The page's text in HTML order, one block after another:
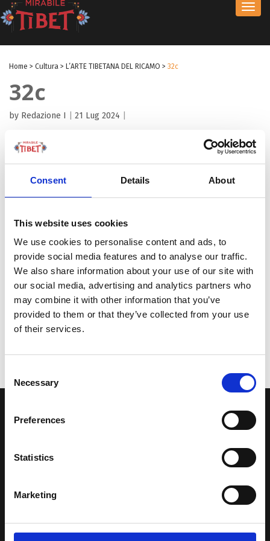
Consent Details About
This website uses cookies
We use cookies to personalise content and ads, to
provide social media features and to analyse our traffic.
We also share information about your use of our site with
our social media, advertising and analytics partners who
may combine it with other information that you’ve
provided to them or that they’ve collected from your use
of their services.
Selection
Necessary
Preferences
Statistics
Marketing
Home > Cultura > L’ARTE TIBETANA DEL RICAMO > 32c
32c
by Redazione I 21 Lug 2024
LA NOSTRA MISSION
Una comunità di appassionati della cultura tibetana che hanno
avuto modo di viaggiare e conoscere questa meravigliosa regione.
paesaggi e la sua gente è capace di riempire il cuore.